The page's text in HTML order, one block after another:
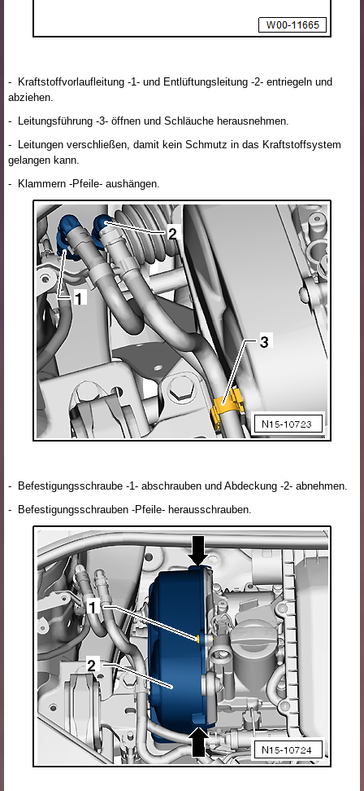
- Kraftstoffvorlaufleitung -1- und Entlüftungsleitung -2- entriegeln und
abziehen.
- Leitungsführung -3- öffnen und Schläuche herausnehmen.
- Leitungen verschließen, damit kein Schmutz in das Kraftstoffsystem
gelangen kann.
- Klammern -Pfeile- aushängen.
- Befestigungsschraube -1- abschrauben und Abdeckung -2- abnehmen.
- Befestigungsschrauben -Pfeile- herausschrauben.